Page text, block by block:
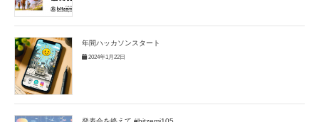
年間ハッカソンスタート
2024年1月22日